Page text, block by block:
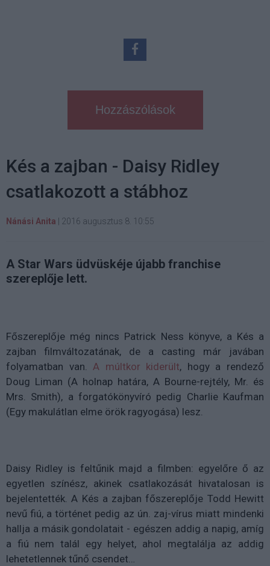
Hozzászólások
Kés a zajban - Daisy Ridley
csatlakozott a stábhoz
Nánási Anita 2016 augusztus 8. 10:55
A Star Wars üdvüskéje újabb franchise
szereplője lett.
Főszereplője még nincs Patrick Ness könyve, a Kés a
zajban filmváltozatának, de a casting már javában
folyamatban van.A múltkor kiderült, hogy a rendező
Doug Liman (A holnap határa, A Bourne-rejtély, Mr. és
Mrs. Smith), a forgatókönyvíró pedig Charlie Kaufman
(Egy makulátlan elme örök ragyogása) lesz.
Daisy Ridley is feltűnik majd a filmben: egyelőre ő az
egyetlen színész, akinek csatlakozását hivatalosan is
bejelentették. A Kés a zajban főszereplője Todd Hewitt
nevű fiú, a történet pedig az ún. zaj-vírus miatt mindenki
hallja a másik gondolatait - egészen addig a napig, amíg
a fiú nem talál egy helyet, ahol megtalálja az addig
lehetetlennek tűnő csendet…